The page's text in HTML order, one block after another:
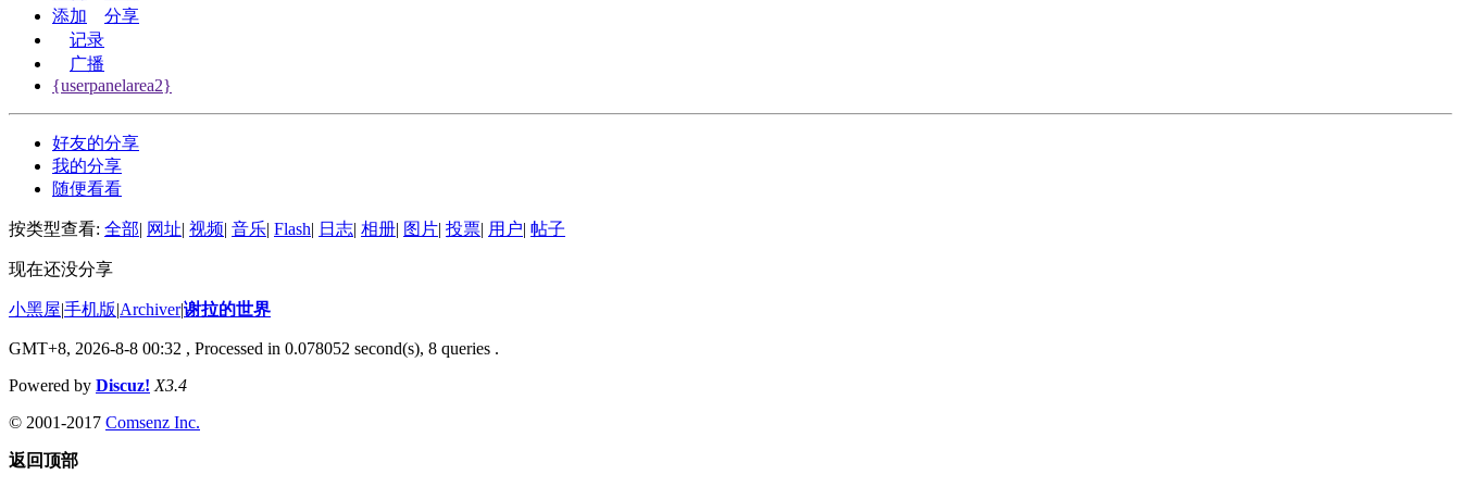
添加
分享
记录
广播
{userpanelarea2}
好友的分享
我的分享
随便看看
按类型查看: 全部| 网址| 视频| 音乐| Flash| 日志| 相册| 图片| 投票| 用户| 帖子
现在还没分享
小黑屋|手机版|Archiver|谢拉的世界
GMT+8, 2026-8-8 00:32 , Processed in 0.078052 second(s), 8 queries .
Powered by Discuz! X3.4
© 2001-2017 Comsenz Inc.
返回顶部